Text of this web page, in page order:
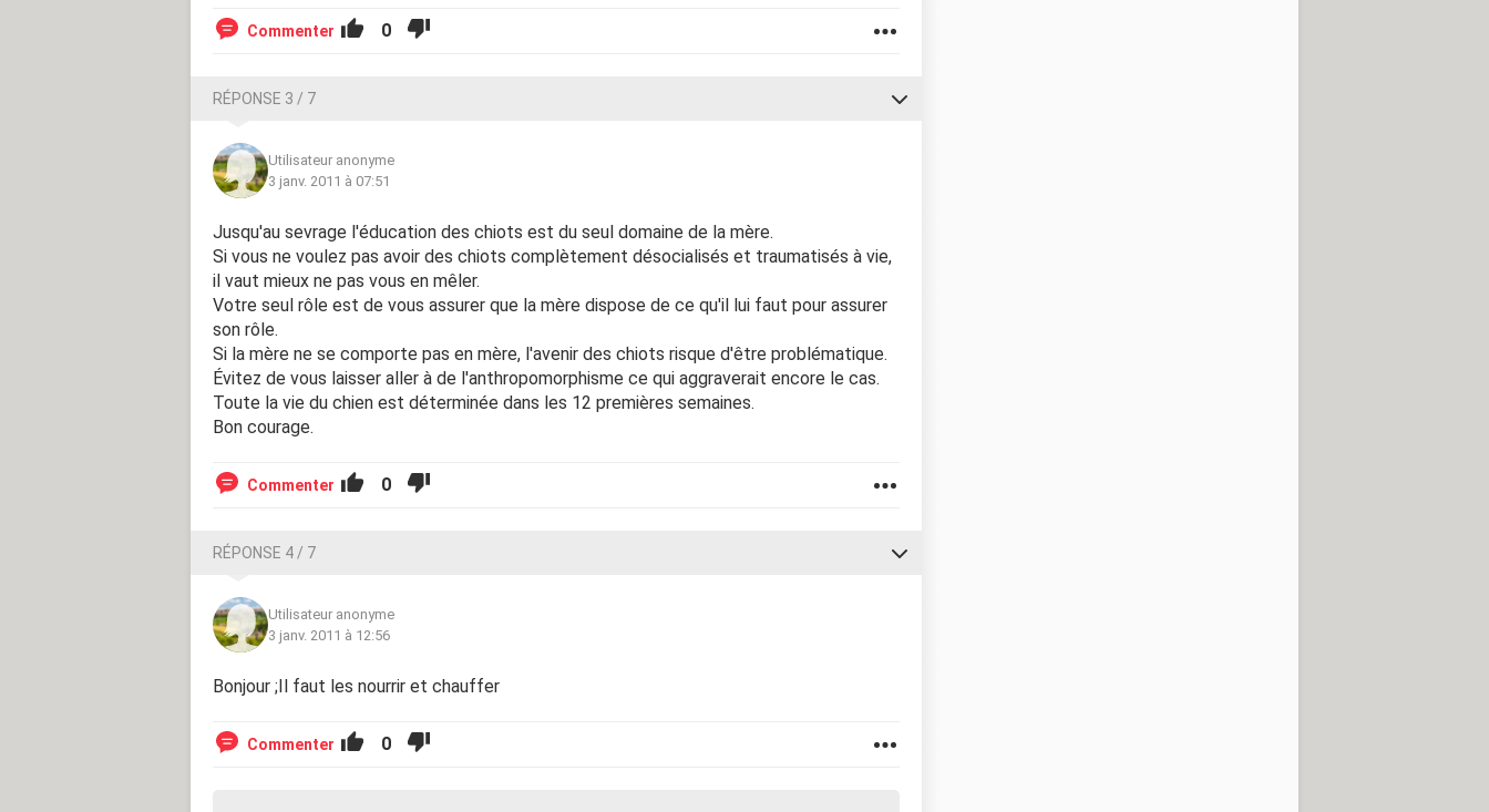
Commenter 0
RÉPONSE 3 / 7
Utilisateur anonyme
3 janv. 2011 à 07:51
Jusqu'au sevrage l'éducation des chiots est du seul domaine de la mère.
Si vous ne voulez pas avoir des chiots complètement désocialisés et traumatisés à vie,
il vaut mieux ne pas vous en mêler.
Votre seul rôle est de vous assurer que la mère dispose de ce qu'il lui faut pour assurer
son rôle.
Si la mère ne se comporte pas en mère, l'avenir des chiots risque d'être problématique.
Évitez de vous laisser aller à de l'anthropomorphisme ce qui aggraverait encore le cas.
Toute la vie du chien est déterminée dans les 12 premières semaines.
Bon courage.
Commenter 0
RÉPONSE 4 / 7
Utilisateur anonyme
3 janv. 2011 à 12:56
Bonjour ;Il faut les nourrir et chauffer
Commenter 0